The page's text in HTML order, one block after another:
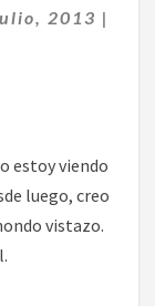
2013 |
estoy viendo
luego, creo
vistazo.